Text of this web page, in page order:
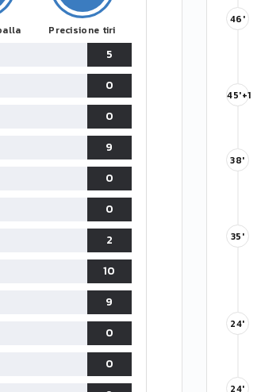
Precisione tiri
5
0
0
9
0
0
2
10
9
0
0
46'
45'+1
38'
35'
24'
24'